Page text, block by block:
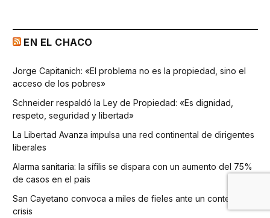
EN EL CHACO
Jorge Capitanich: «El problema no es la propiedad, sino el
acceso de los pobres»
Schneider respaldó la Ley de Propiedad: «Es dignidad,
respeto, seguridad y libertad»
La Libertad Avanza impulsa una red continental de dirigentes
liberales
Alarma sanitaria: la sífilis se dispara con un aumento del 75%
de casos en el país
San Cayetano convoca a miles de fieles ante un contexto de
crisis